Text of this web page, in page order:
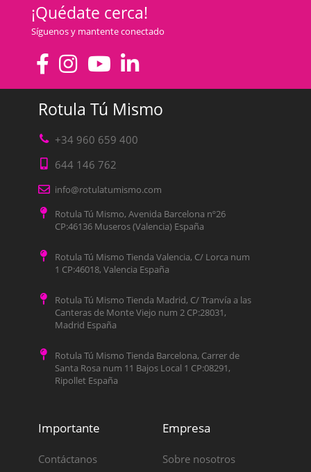
¡Quédate cerca!
Síguenos y mantente conectado
Rotula Tú Mismo
+34 960 659 400
644 146 762
info@rotulatumismo.com
Rotula Tú Mismo, Avenida Barcelona nº26
CP:46136 Museros (Valencia) España
Rotula Tú Mismo Tienda Valencia, C/ Lorca num
1 CP:46018, Valencia España
Rotula Tú Mismo Tienda Madrid, C/ Tranvía a las
Canteras de Monte Viejo num 2 CP:28031,
Madrid España
Rotula Tú Mismo Tienda Barcelona, Carrer de
Santa Rosa num 11 Bajos Local 1 CP:08291,
Ripollet España
Importante
Contáctanos
Empresa
Sobre nosotros